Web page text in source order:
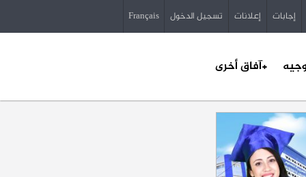
إجابات إعلانات تسجيل الدخول Français
+آفاق أخرى